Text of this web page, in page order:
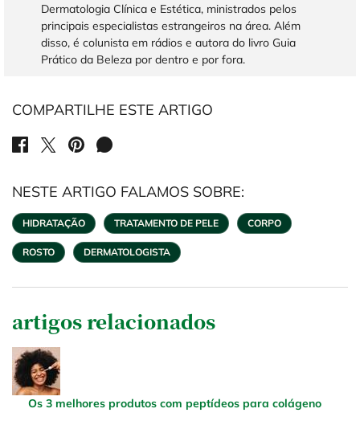
Dermatologia Clínica e Estética, ministrados pelos
principais especialistas estrangeiros na área. Além
disso, é colunista em rádios e autora do livro Guia
Prático da Beleza por dentro e por fora.
COMPARTILHE ESTE ARTIGO
SHARE ON FACEBOOK
SHARE ON TWITTER
SHARE ON PINTEREST
SHARE ON WHATSAPP
NESTE ARTIGO FALAMOS SOBRE:
HIDRATAÇÃO TRATAMENTO DE PELE CORPO
ROSTO DERMATOLOGISTA
artigos relacionados
Os 3 melhores produtos com peptídeos para colágeno